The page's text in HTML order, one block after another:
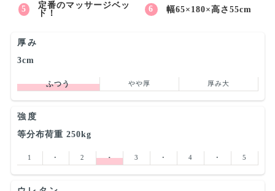
定番のマッサージベッ
ド！
幅65×180×高さ55cm
厚み
3cm
ふつう やや厚 厚み大
強度
等分布荷重 250kg
1 ･ 2 ･ 3 ･ 4 ･ 5